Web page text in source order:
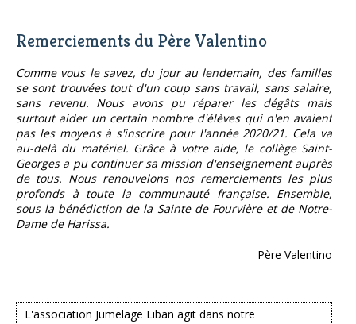
Remerciements du Père Valentino
Comme vous le savez, du jour au lendemain, des familles
se sont trouvées tout d'un coup sans travail, sans salaire,
sans revenu. Nous avons pu réparer les dégâts mais
surtout aider un certain nombre d'élèves qui n'en avaient
pas les moyens à s'inscrire pour l'année 2020/21. Cela va
au-delà du matériel. Grâce à votre aide, le collège Saint-
Georges a pu continuer sa mission d'enseignement auprès
de tous. Nous renouvelons nos remerciements les plus
profonds à toute la communauté française. Ensemble,
sous la bénédiction de la Sainte de Fourvière et de Notre-
Dame de Harissa.
Père Valentino
L'association Jumelage Liban agit dans notre